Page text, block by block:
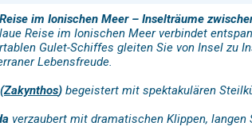
im Ionischen Meer – Inselträume
Reise im Ionischen Meer verbindet
Gulet-Schiffes gleiten Sie von Insel zu
Lebensfreude.
Zakynthos) begeistert mit spektakulären
verzaubert mit dramatischen Klippen,